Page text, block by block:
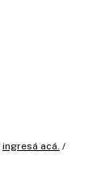
ingresá acá. /